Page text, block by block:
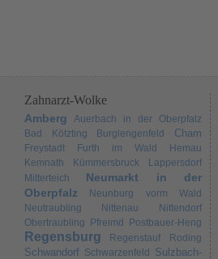
Zahnarzt-Wolke
Amberg
Auerbach in der Oberpfalz
Bad Kötzting
Burglengenfeld Cham
Freystadt Furth im Wald
Hemau
Kemnath
Kümmersbruck
Lappersdorf
Mitterteich
Neumarkt in der
Oberpfalz
Neunburg vorm Wald
Neutraubling
Nittenau
Nittendorf
Obertraubling
Pfreimd Postbauer-Heng
Regensburg Regenstauf Roding
Schwandorf Schwarzenfeld
Sulzbach-